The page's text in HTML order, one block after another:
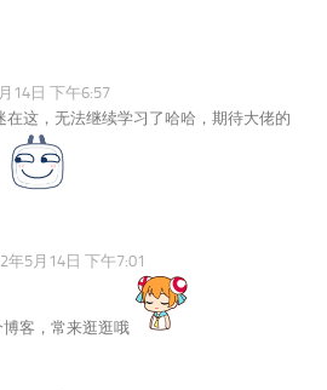
14日 下午6:57
在这，无法继续学习了哈哈，期待大佬的
年5月14日 下午7:01
客，常来逛逛哦